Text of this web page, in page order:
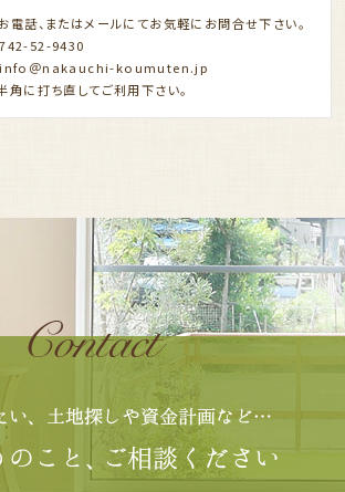
電話、またはメールにてお気軽にお問合せ下さい。
52-9430
info＠nakauchi-koumuten.jp
角に打ち直してご利用下さい。